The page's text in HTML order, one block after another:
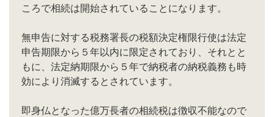
ころで相続は開始されていることになります。
無申告に対する税務署長の税額決定権限行使は法定
申告期限から５年以内に限定されており、それとと
もに、法定納期限から５年で納税者の納税義務も時
効により消滅するとされています。
即身仏となった億万長者の相続税は徴収不能なので